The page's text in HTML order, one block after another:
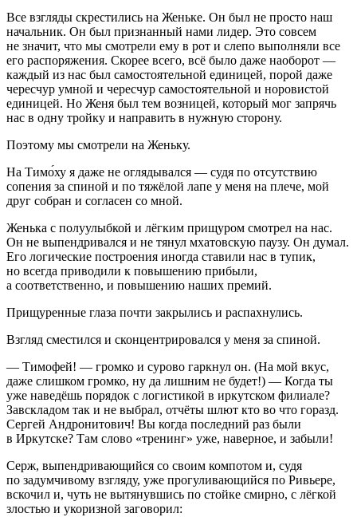
Все взгляды скрестились на Женьке. Он был не просто наш
начальник. Он был признанный нами лидер. Это совсем
не значит, что мы смотрели ему в рот и слепо выполняли все
его распоряжения. Скорее всего, всё было даже наоборот —
каждый из нас был самостоятельной единицей, порой даже
чересчур умной и чересчур самостоятельной и норовистой
единицей. Но Женя был тем возницей, который мог запрячь
нас в одну тройку и направить в нужную сторону.
Поэтому мы смотрели на Женьку.
На Тимо́ху я даже не оглядывался — судя по отсутствию
сопения за спиной и по тяжёлой лапе у меня на плече, мой
друг собран и согласен со мной.
Женька с полуулыбкой и лёгким прищуром смотрел на нас.
Он не выпендривался и не тянул мхатовскую паузу. Он думал.
Его логические построения иногда ставили нас в тупик,
но всегда приводили к повышению прибыли,
а соответственно, и повышению наших премий.
Прищуренные глаза почти закрылись и распахнулись.
Взгляд сместился и сконцентрировался у меня за спиной.
— Тимофей! — громко и сурово гаркнул он. (На мой вкус,
даже слишком громко, ну да лишним не будет!) — Когда ты
уже наведёшь порядок с логистикой в иркутском филиале?
Завскладом так и не выбрал, отчёты шлют кто во что горазд.
Сергей Андронитович! Вы когда последний раз были
в Иркутске? Там слово «тренинг» уже, наверное, и забыли!
Серж, выпендривающийся со своим компотом и, судя
по задумчивому взгляду, уже прогуливающийся по Ривьере,
вскочил и, чуть не вытянувшись по стойке смирно, с лёгкой
злостью и укоризной заговорил: